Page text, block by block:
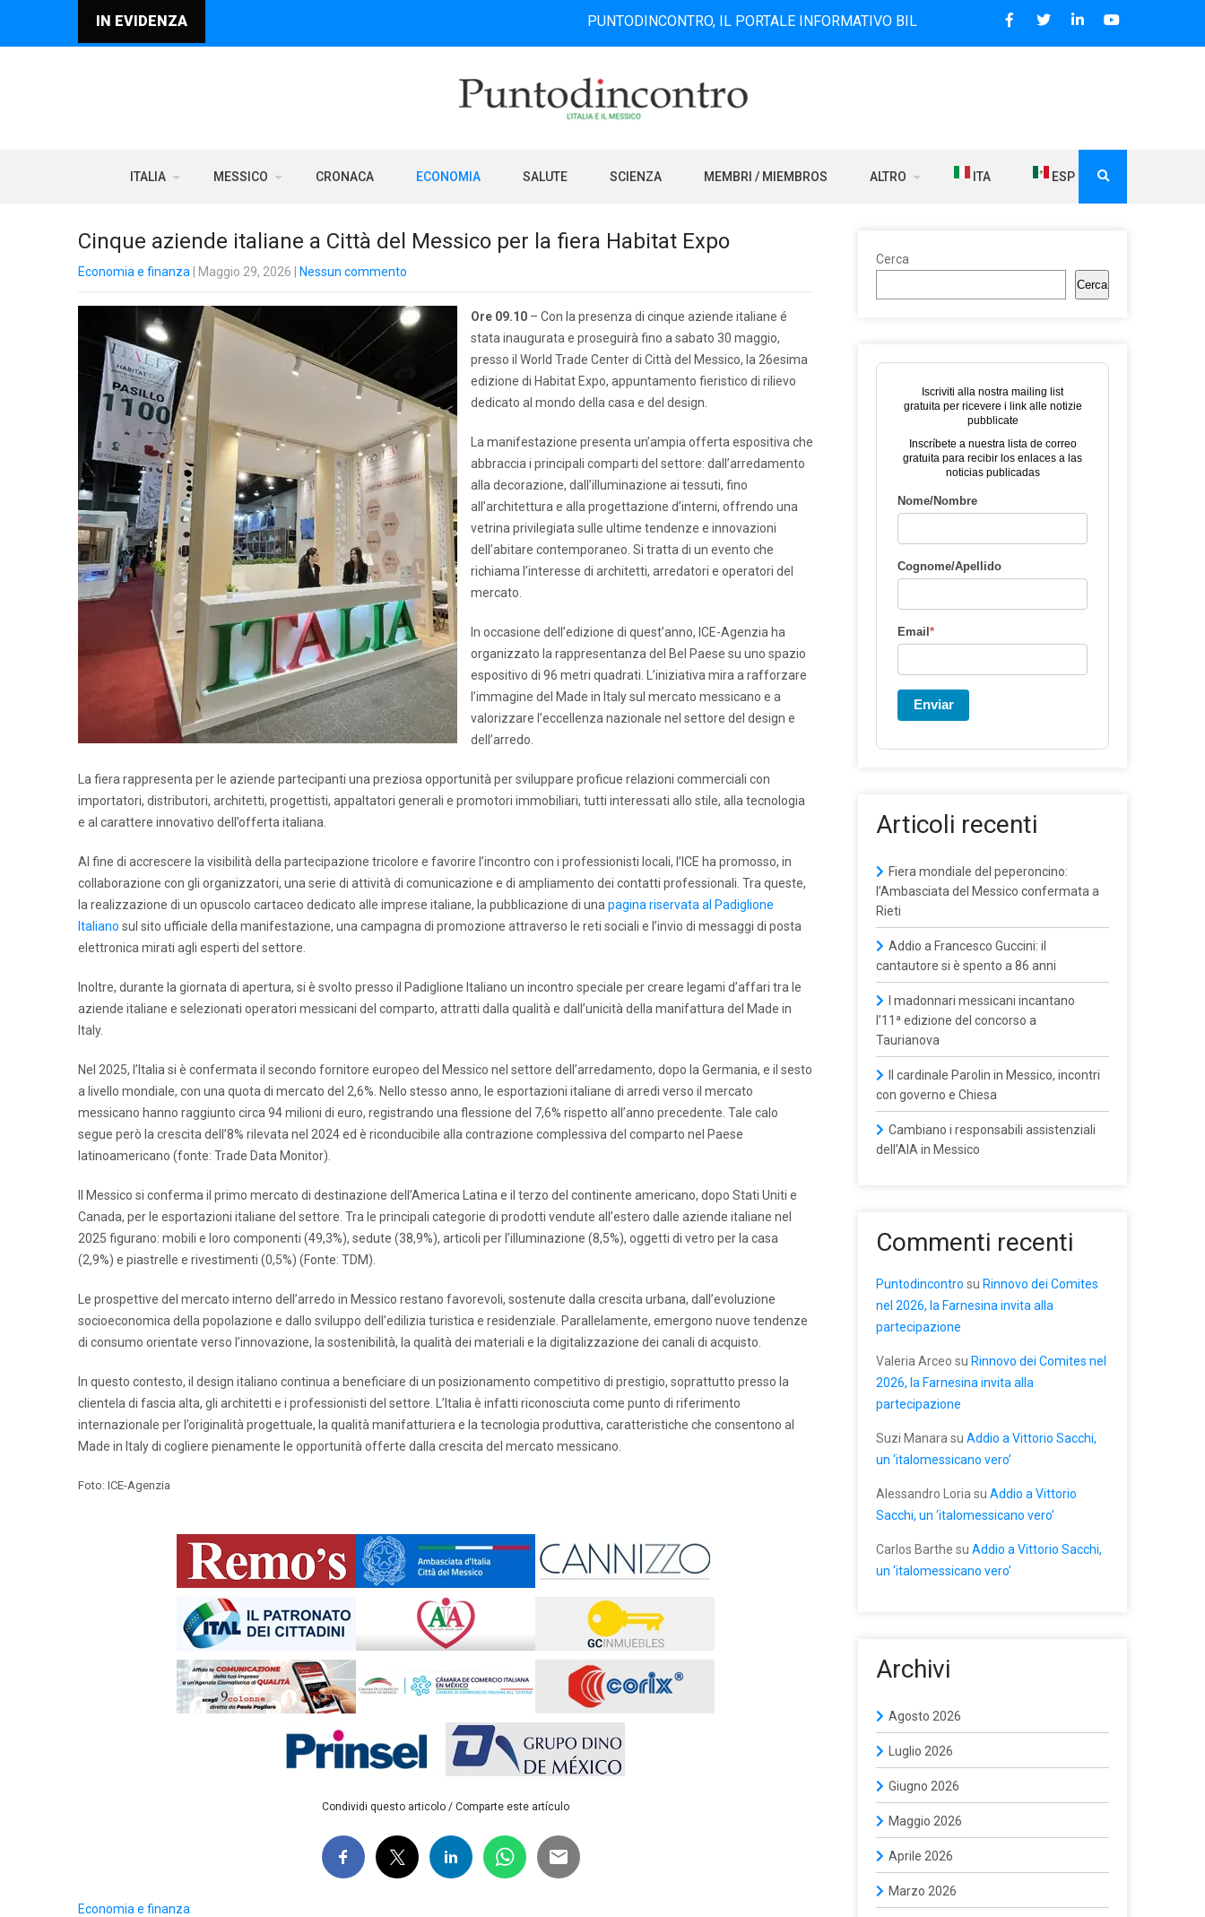
IN EVIDENZA PUNTODINCONTRO, IL PORTALE INFORMATIVO BILINGUE CHE DAL 2006 DIFFONDE NOTIZIE SUI
ITALIA MESSICO CRONACA ECONOMIA SALUTE SCIENZA MEMBRI / MIEMBROS ALTRO ITA ESP
Cinque aziende italiane a Città del Messico per la fiera Habitat Expo
Economia e finanza | Maggio 29, 2026 Nessun commento
Ore 09.10 – Con la presenza di cinque aziende italiane é
stata inaugurata e proseguirà fino a sabato 30 maggio,
presso il World Trade Center di Città del Messico, la 26esima
edizione di Habitat Expo, appuntamento fieristico di rilievo
dedicato al mondo della casa e del design.
La manifestazione presenta un’ampia offerta espositiva che
abbraccia i principali comparti del settore: dall’arredamento
alla decorazione, dall’illuminazione ai tessuti, fino
all’architettura e alla progettazione d’interni, offrendo una
vetrina privilegiata sulle ultime tendenze e innovazioni
dell’abitare contemporaneo. Si tratta di un evento che
richiama l’interesse di architetti, arredatori e operatori del
mercato.
In occasione dell’edizione di quest’anno, ICE-Agenzia ha
organizzato la rappresentanza del Bel Paese su uno spazio
espositivo di 96 metri quadrati. L’iniziativa mira a rafforzare
l’immagine del Made in Italy sul mercato messicano e a
valorizzare l’eccellenza nazionale nel settore del design e
dell’arredo.
La fiera rappresenta per le aziende partecipanti una preziosa opportunità per sviluppare proficue relazioni commerciali con
importatori, distributori, architetti, progettisti, appaltatori generali e promotori immobiliari, tutti interessati allo stile, alla tecnologia
e al carattere innovativo dell’offerta italiana.
Al fine di accrescere la visibilità della partecipazione tricolore e favorire l’incontro con i professionisti locali, l’ICE ha promosso, in
collaborazione con gli organizzatori, una serie di attività di comunicazione e di ampliamento dei contatti professionali. Tra queste,
la realizzazione di un opuscolo cartaceo dedicato alle imprese italiane, la pubblicazione di una pagina riservata al Padiglione
Italiano sul sito ufficiale della manifestazione, una campagna di promozione attraverso le reti sociali e l’invio di messaggi di posta
elettronica mirati agli esperti del settore.
Inoltre, durante la giornata di apertura, si è svolto presso il Padiglione Italiano un incontro speciale per creare legami d’affari tra le
aziende italiane e selezionati operatori messicani del comparto, attratti dalla qualità e dall’unicità della manifattura del Made in
Italy.
Nel 2025, l’Italia si è confermata il secondo fornitore europeo del Messico nel settore dell’arredamento, dopo la Germania, e il sesto
a livello mondiale, con una quota di mercato del 2,6%. Nello stesso anno, le esportazioni italiane di arredi verso il mercato
messicano hanno raggiunto circa 94 milioni di euro, registrando una flessione del 7,6% rispetto all’anno precedente. Tale calo
segue però la crescita dell’8% rilevata nel 2024 ed è riconducibile alla contrazione complessiva del comparto nel Paese
latinoamericano (fonte: Trade Data Monitor).
Il Messico si conferma il primo mercato di destinazione dell’America Latina e il terzo del continente americano, dopo Stati Uniti e
Canada, per le esportazioni italiane del settore. Tra le principali categorie di prodotti vendute all’estero dalle aziende italiane nel
2025 figurano: mobili e loro componenti (49,3%), sedute (38,9%), articoli per l’illuminazione (8,5%), oggetti di vetro per la casa
(2,9%) e piastrelle e rivestimenti (0,5%) (Fonte: TDM).
Le prospettive del mercato interno dell’arredo in Messico restano favorevoli, sostenute dalla crescita urbana, dall’evoluzione
socioeconomica della popolazione e dallo sviluppo dell’edilizia turistica e residenziale. Parallelamente, emergono nuove tendenze
di consumo orientate verso l’innovazione, la sostenibilità, la qualità dei materiali e la digitalizzazione dei canali di acquisto.
In questo contesto, il design italiano continua a beneficiare di un posizionamento competitivo di prestigio, soprattutto presso la
clientela di fascia alta, gli architetti e i professionisti del settore. L’Italia è infatti riconosciuta come punto di riferimento
internazionale per l’originalità progettuale, la qualità manifatturiera e la tecnologia produttiva, caratteristiche che consentono al
Made in Italy di cogliere pienamente le opportunità offerte dalla crescita del mercato messicano.
Foto: ICE-Agenzia
Condividi questo articolo / Comparte este artículo
Economia e finanza
Cerca
Cerca
Iscriviti alla nostra mailing list
gratuita per ricevere i link alle notizie
pubblicate
Inscríbete a nuestra lista de correo
gratuita para recibir los enlaces a las
noticias publicadas
Nome/Nombre
Cognome/Apellido
Email *
Enviar
Articoli recenti
Fiera mondiale del peperoncino:
l’Ambasciata del Messico confermata a
Rieti
Addio a Francesco Guccini: il
cantautore si è spento a 86 anni
I madonnari messicani incantano
l’11ª edizione del concorso a
Taurianova
Il cardinale Parolin in Messico, incontri
con governo e Chiesa
Cambiano i responsabili assistenziali
dell’AIA in Messico
Commenti recenti
Puntodincontro su Rinnovo dei Comites
nel 2026, la Farnesina invita alla
partecipazione
Valeria Arceo su Rinnovo dei Comites nel
2026, la Farnesina invita alla
partecipazione
Suzi Manara su Addio a Vittorio Sacchi,
un ‘italomessicano vero’
Alessandro Loria su Addio a Vittorio
Sacchi, un ‘italomessicano vero’
Carlos Barthe su Addio a Vittorio Sacchi,
un ‘italomessicano vero’
Archivi
Agosto 2026
Luglio 2026
Giugno 2026
Maggio 2026
Aprile 2026
Marzo 2026